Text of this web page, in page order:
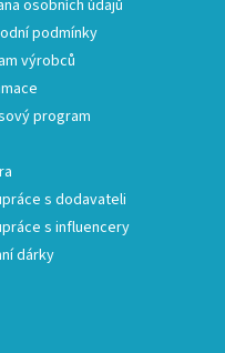
osobních údajů
podmínky
výrobců
program
s dodavateli
s influencery
dárky